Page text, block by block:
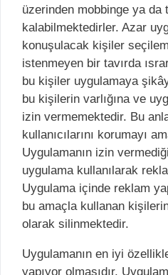
üzerinden mobbinge ya da
kalabilmektedirler. Azar
konuşulacak kişiler
istenmeyen bir tavırda
bu kişiler uygulamaya
bu kişilerin varlığına ve
izin vermemektedir. Bu
kullanıcılarını korumayı
Uygulamanın izin
uygulama kullanılarak
Uygulama içinde reklam
bu amaçla kullanan
olarak silinmektedir.
Uygulamanın en iyi
yapıyor olmasıdır.